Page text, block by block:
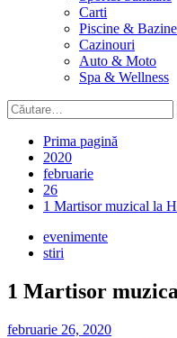
Carti
Piscine &
Cazinouri
Auto & Moto
Spa & Wellness
Caută
după:
Prima pagină
2020
februarie
26
1 Martisor muzical la
evenimente
stiri
1 Martisor
februarie 26, 2020